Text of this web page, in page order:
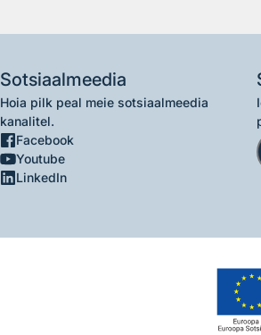
Sotsiaalmeedia
Hoia pilk peal meie sotsiaalmeedia
kanalitel.
Facebook
Youtube
LinkedIn